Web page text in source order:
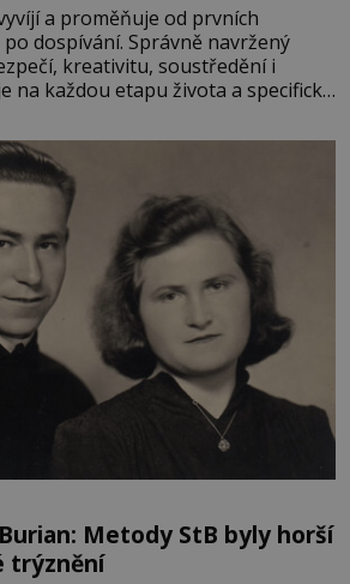
a proměňuje od prvních
dospívání. Správně navržený
kreativitu, soustředění i
na každou etapu života a specifické
proto by pokoj miminka měl působit
Předškolní věk je
Metody StB byly horší
trýznění